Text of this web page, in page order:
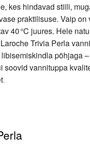
kes hindavad stiili,
praktilisuse. Vaip
40 °C juures. Hele
Trivia Perla
põhjaga
vannituppa
.